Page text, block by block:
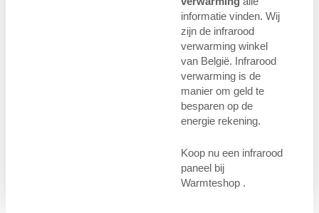
informatie vinden. Wij
zijn de infrarood
verwarming winkel
van België. Infrarood
verwarming is de
manier om geld te
besparen op de
energie rekening.
Koop nu een infrarood
paneel bij
Warmteshop .